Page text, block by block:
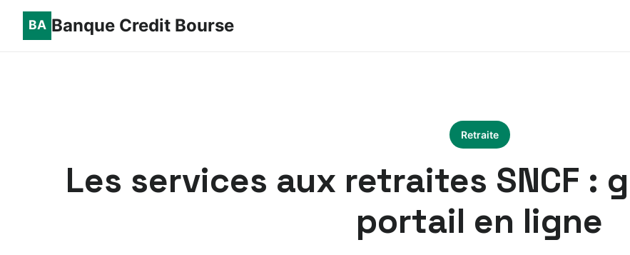
Banque Credit Bourse
Retraite
Les services aux retraites SNCF :
portail en ligne